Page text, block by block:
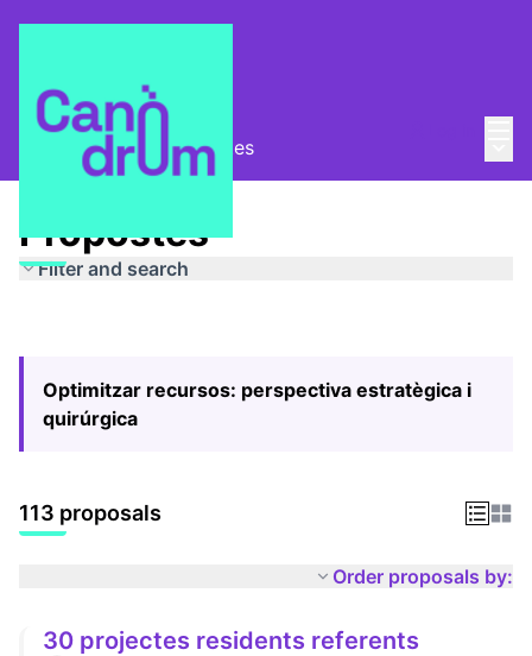
Pla Estratègic Propostes
Propostes
Filter and search
Optimitzar recursos: perspectiva estratègica i
quirúrgica
113 proposals
Order proposals by:
30 projectes residents referents